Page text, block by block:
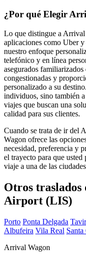
¿Por qué Elegir
Lo que distingue a Arrival
aplicaciones como Uber
nuestro enfoque
telefónico y en línea
asegurados
congestionadas y
personalizado a su
individuos, sino también
viajes que buscan una
calidad para sus clientes.
Cuando se trata de ir del
Wagon ofrece las
necesidad, preferencia y
el trayecto para que usted
viaje a una de las
Otros traslados
Airport (LIS)
Porto Ponta Delgada
Albufeira Vila Real
Arrival Wagon